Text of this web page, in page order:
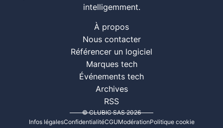
intelligemment.
À propos
Nous contacter
Référencer un logiciel
Marques tech
Événements tech
Archives
RSS
© CLUBIC SAS 2026
Infos légalesConfidentialitéCGUModérationPolitique cookie